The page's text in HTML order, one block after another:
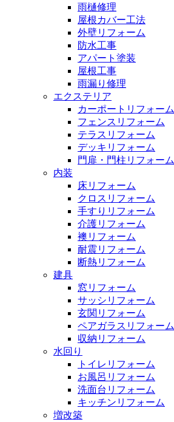
雨樋修理
屋根カバー工法
外壁リフォーム
防水工事
アパート塗装
屋根工事
雨漏り修理
エクステリア
カーポートリフォーム
フェンスリフォーム
テラスリフォーム
デッキリフォーム
門扉・門柱リフォーム
内装
床リフォーム
クロスリフォーム
手すりリフォーム
介護リフォーム
襖リフォーム
耐震リフォーム
断熱リフォーム
建具
窓リフォーム
サッシリフォーム
玄関リフォーム
ペアガラスリフォーム
収納リフォーム
水回り
トイレリフォーム
お風呂リフォーム
洗面台リフォーム
キッチンリフォーム
増改築